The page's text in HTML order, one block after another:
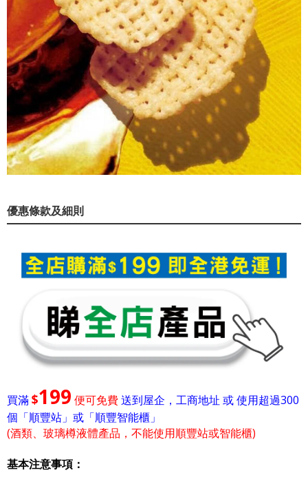
優惠條款及細則
買滿$199 便可免費送到屋企，工商地址 或 使用超過300
個「順豐站」或「順豐智能櫃」
(酒類、玻璃樽液體產品，不能使用順豐站或智能櫃)
基本注意事項：